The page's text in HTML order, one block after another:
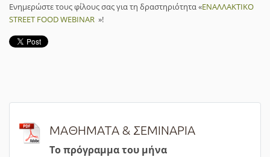
Ενημερώστε τους φίλους σας για τη δραστηριότητα «ΕΝΑΛΛΑΚΤΙΚΟ
STREET FOOD WEBINAR »!
ΜΑΘΗΜΑΤΑ & ΣΕΜΙΝΑΡΙΑ
Το πρόγραμμα του μήνα